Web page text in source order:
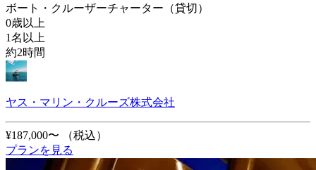
ボート・クルーザーチャーター（貸切）
0歳以上
1名以上
約2時間
ヤス・マリン・クルーズ株式会社
¥187,000〜
（税込）
プランを見る